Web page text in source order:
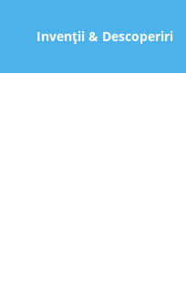
Invenții & Descoperiri